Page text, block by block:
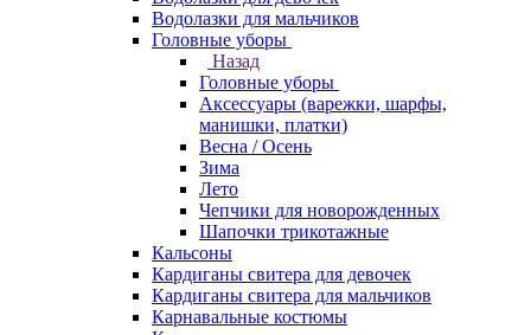
Водолазки для мальчиков
Головные уборы
Назад
Головные уборы
Аксессуары (варежки, шарфы,
манишки, платки)
Весна / Осень
Зима
Лето
Чепчики для новорожденных
Шапочки трикотажные
Кальсоны
Кардиганы свитера для девочек
Кардиганы свитера для мальчиков
Карнавальные костюмы